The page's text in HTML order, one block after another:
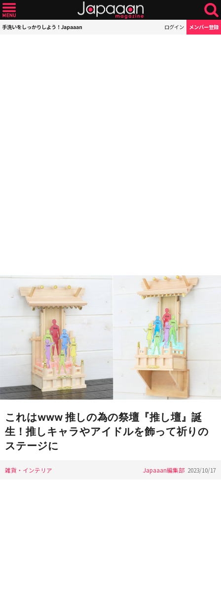
手洗いをしっかりしよう！Japaaan ログイン メンバー登録
これはwww 推しの為の祭壇『推し壇』誕
生！推しキャラやアイドルを飾って祈りの
ステージに
雑貨・インテリア Japaaan編集部 2023/10/17